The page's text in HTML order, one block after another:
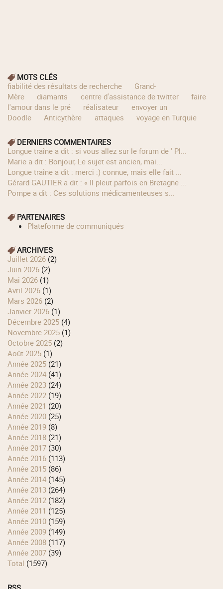
MOTS CLÉS
fiabilité des résultats de recherche
Grand-
Mère
diamants centre d'assistance de twitter
faire
l'amour dans le pré
réalisateur
envoyer un
Doodle
Anticythère attaques voyage en Turquie
DERNIERS COMMENTAIRES
longue traîne a dit : si vous allez sur le forum de ' Pl...
Marie a dit : Bonjour, Le sujet est ancien, mai...
longue traîne a dit : merci :) connue, mais elle fait ...
Gérard GAUTIER a dit : « Il pleut parfois en Bretagne ...
Pompe a dit : Ces solutions médicamenteuses s...
PARTENAIRES
Plateforme de communiqués
ARCHIVES
juillet 2026 (2)
juin 2026 (2)
mai 2026 (1)
avril 2026 (1)
mars 2026 (2)
janvier 2026 (1)
décembre 2025 (4)
novembre 2025 (1)
octobre 2025 (2)
août 2025 (1)
année 2025 (21)
année 2024 (41)
année 2023 (24)
année 2022 (19)
année 2021 (20)
année 2020 (25)
année 2019 (8)
année 2018 (21)
année 2017 (30)
année 2016 (113)
année 2015 (86)
année 2014 (145)
année 2013 (264)
année 2012 (182)
année 2011 (125)
année 2010 (159)
année 2009 (149)
année 2008 (117)
année 2007 (39)
total (1597)